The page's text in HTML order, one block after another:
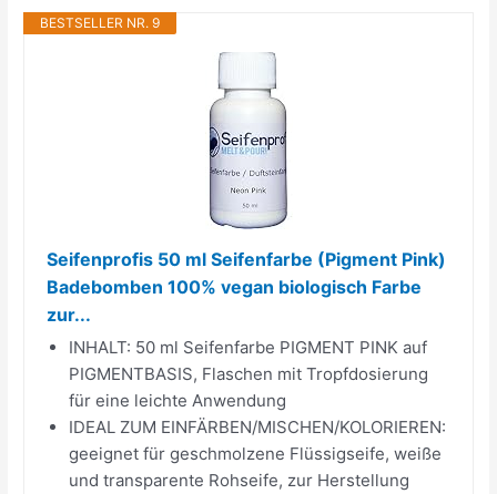
BESTSELLER NR. 9
Seifenprofis 50 ml Seifenfarbe (Pigment Pink)
Badebomben 100% vegan biologisch Farbe
zur...
INHALT: 50 ml Seifenfarbe PIGMENT PINK auf
PIGMENTBASIS, Flaschen mit Tropfdosierung
für eine leichte Anwendung
IDEAL ZUM EINFÄRBEN/MISCHEN/KOLORIEREN:
geeignet für geschmolzene Flüssigseife, weiße
und transparente Rohseife, zur Herstellung